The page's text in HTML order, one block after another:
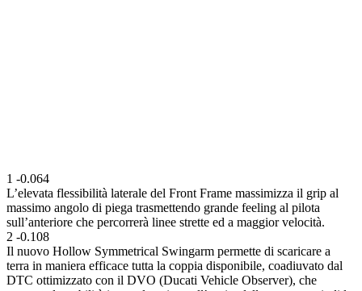
1 -0.064
L’elevata flessibilità laterale del Front Frame massimizza il grip al
massimo angolo di piega trasmettendo grande feeling al pilota
sull’anteriore che percorrerà linee strette ed a maggior velocità.
2 -0.108
Il nuovo Hollow Symmetrical Swingarm permette di scaricare a
terra in maniera efficace tutta la coppia disponibile, coadiuvato dal
DTC ottimizzato con il DVO (Ducati Vehicle Observer), che